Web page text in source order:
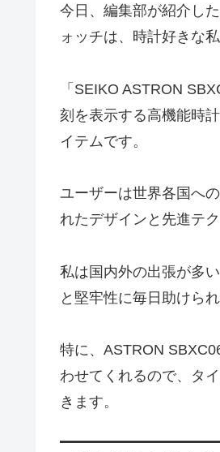
今日、編集部が紹介し
ォッチは、時計好きな
「SEIKO ASTRON
刻を表示する高機能時
イテムです。
ユーザーは世界各国へ
れたデザインと先進テ
私は国内外の出張が多
と堅牢性に毎日助けられ
特に、ASTRON
わせてくれるので、タ
きます。